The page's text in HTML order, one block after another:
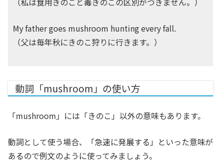
My father goes mushroom hunting every fall.
（父は毎年秋にきのこ狩りに行きます。）
動詞「mushroom」の使い方
「mushroom」には「きのこ」以外の意味もあります。
動詞として使う場合、「急速に発展する」といった意味が
あるので例文のように使ってみましょう。